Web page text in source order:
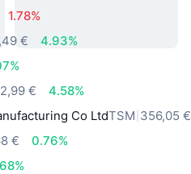
1.78%
€
4.93%
€
4.58%
Co LtdTSM 356,05 €
€
0.76%